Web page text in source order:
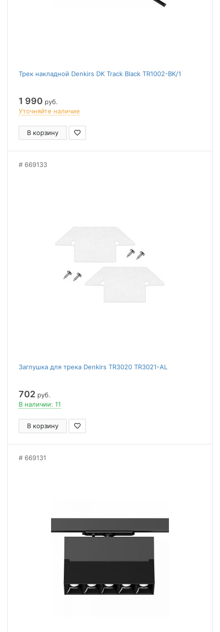
Трек накладной Denkirs DK Track Black TR1002-BK/1
1 990 руб.
Уточняйте наличие
В корзину
669133
Заглушка для трека Denkirs TR3020 TR3021-AL
702 руб.
В наличии: 11
В корзину
669131